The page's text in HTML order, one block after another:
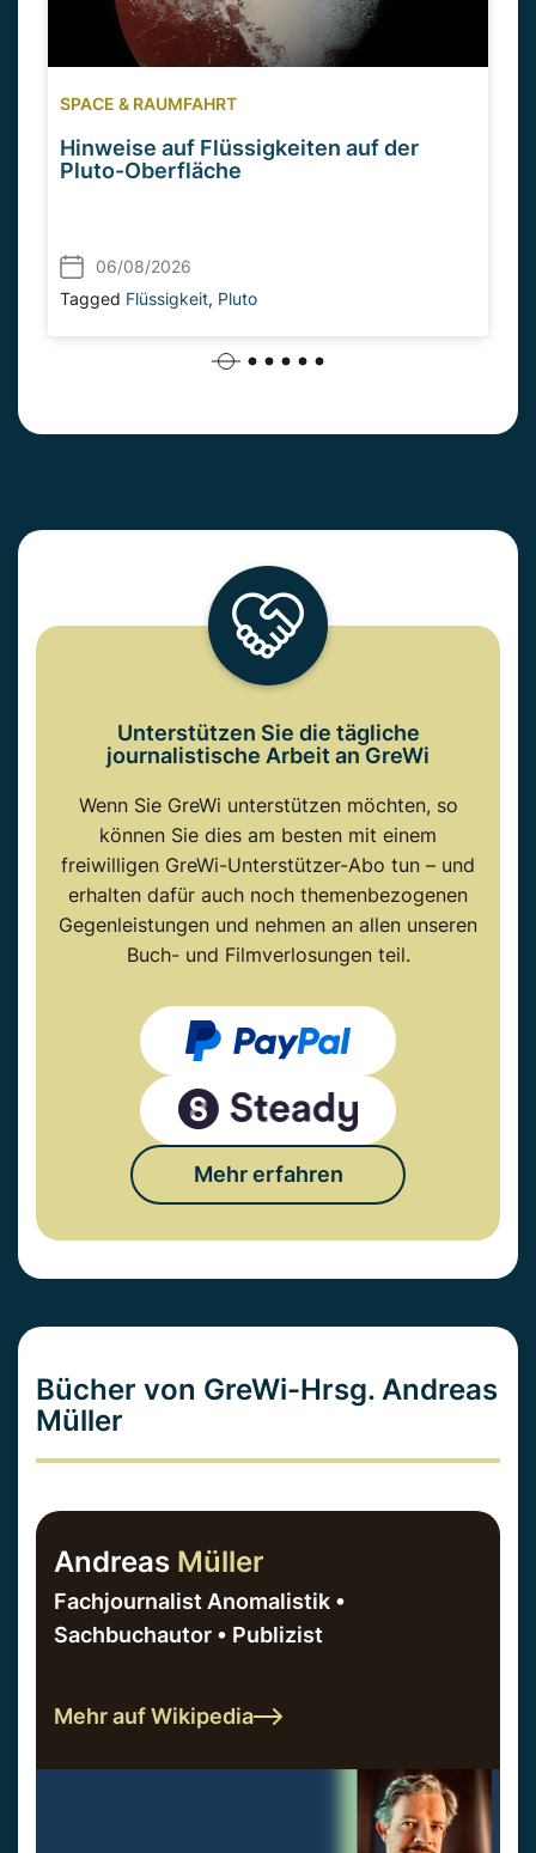
SPACE & RAUMFAHRT
Hinweise auf Flüssigkeiten auf der
Pluto-Oberfläche
06/08/2026
Tagged Flüssigkeit, Pluto
Unterstützen Sie die tägliche
journalistische Arbeit an GreWi
Wenn Sie GreWi unterstützen möchten, so
können Sie dies am besten mit einem
freiwilligen GreWi-Unterstützer-Abo tun – und
erhalten dafür auch noch themenbezogenen
Gegenleistungen und nehmen an allen unseren
Buch- und Filmverlosungen teil.
Mehr erfahren
Bücher von GreWi-Hrsg. Andreas
Müller
Andreas Müller
Fachjournalist Anomalistik •
Sachbuchautor • Publizist
Mehr auf Wikipedia